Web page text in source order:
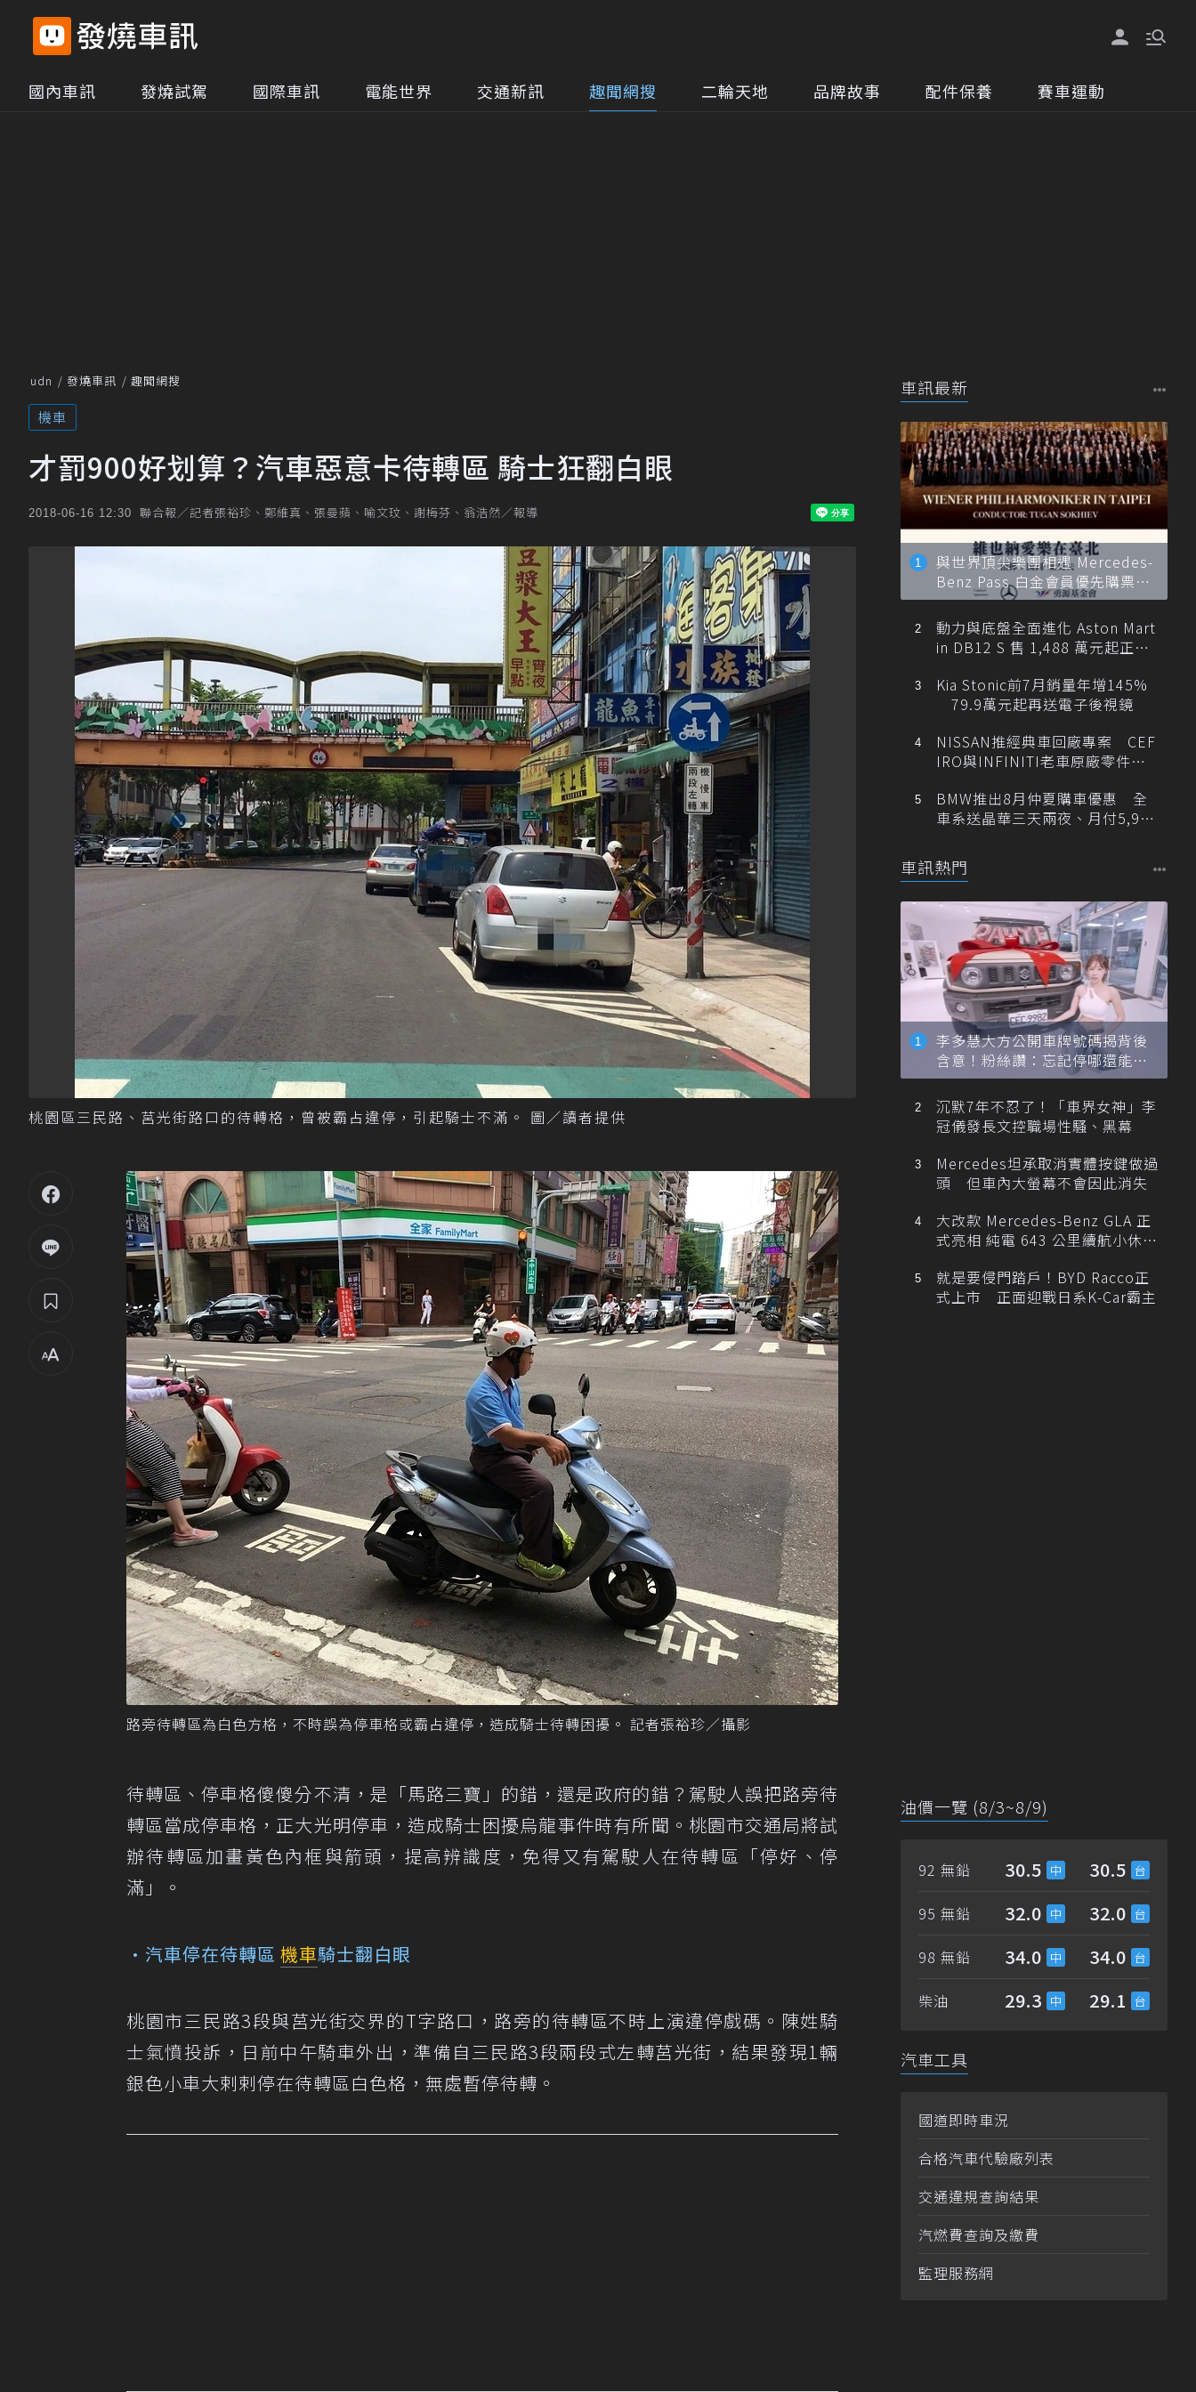
國內車訊 發燒試駕 國際車訊 電能世界 交通新訊 趣聞網搜 二輪天地 品牌故事 配件保養 賽車運動
udn 發燒車訊 趣聞網搜
機車
才罰900好划算？汽車惡意卡待轉區 騎士狂翻白眼
2018-06-16 12:30 聯合報／記者張裕珍、鄭維真、張曼蘋、喻文玟、謝梅芬、翁浩然／報導
桃園區三民路、莒光街路口的待轉格，曾被霸占違停，引起騎士不滿。 圖／讀者提供
路旁待轉區為白色方格，不時誤為停車格或霸占違停，造成騎士待轉困擾。 記者張裕珍／攝影
待轉區、停車格傻傻分不清，是「馬路三寶」的錯，還是政府的錯？駕駛人誤把路旁待
轉區當成停車格，正大光明停車，造成騎士困擾烏龍事件時有所聞。桃園市交通局將試
辦待轉區加畫黃色內框與箭頭，提高辨識度，免得又有駕駛人在待轉區「停好、停
滿」。
•汽車停在待轉區 機車騎士翻白眼
桃園市三民路3段與莒光街交界的T字路口，路旁的待轉區不時上演違停戲碼。陳姓騎
士氣憤投訴，日前中午騎車外出，準備自三民路3段兩段式左轉莒光街，結果發現1輛
銀色小車大剌剌停在待轉區白色格，無處暫停待轉。
車訊最新
與世界頂尖樂團相遇 Mercedes-
Benz Pass 白金會員優先購票維
也納愛樂
動力與底盤全面進化 Aston Mart
in DB12 S 售 1,488 萬元起正式
Kia Stonic前7月銷量年增145%
79.9萬元起再送電子後視鏡
NISSAN推經典車回廠專案 CEF
IRO與INFINITI老車原廠零件最
BMW推出8月仲夏購車優惠 全
車系送晶華三天兩夜、月付5,900
車訊熱門
李多慧大方公開車牌號碼揭背後
含意！粉絲讚：忘記停哪還能幫
忙找車
沉默7年不忍了！「車界女神」李
冠儀發長文控職場性騷、黑幕
Mercedes坦承取消實體按鍵做過
頭 但車內大螢幕不會因此消失
大改款 Mercedes-Benz GLA 正
式亮相 純電 643 公里續航小休
就是要侵門踏戶！BYD Racco正
式上市 正面迎戰日系K-Car霸主
油價一覽 (8/3~8/9)
92 無鉛 30.5 30.5
95 無鉛 32.0 32.0
98 無鉛 34.0 34.0
柴油 29.3 29.1
汽車工具
國道即時車況
合格汽車代驗廠列表
交通違規查詢結果
汽燃費查詢及繳費
監理服務網